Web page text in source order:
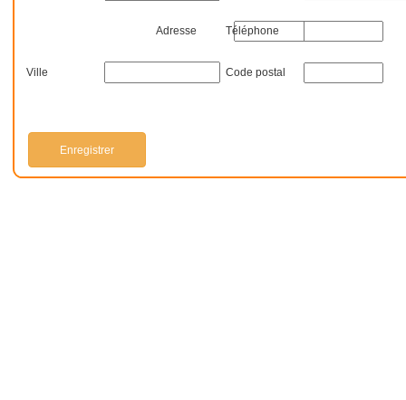
Adresse Téléphone
Ville Code postal
Enregistrer